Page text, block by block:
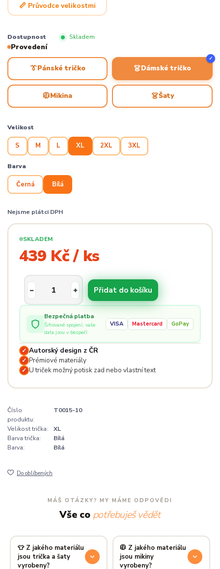
📏 Průvodce velikostmi
Dostupnost Skladem
Provedení
👔Pánské tričko 👗Dámské tričko
✓
🧥Mikina 👗Šaty
Velikost
S M L XL 2XL 3XL
Barva
Černá Bílá
Nejsme plátci DPH
SKLADEM
439 Kč / ks
Přidat do košíku
Bezpečná platba
Šifrované spojení, vaše
data jsou v bezpečí
VISA Mastercard GoPay
✓ Autorský design z ČR
✓ Prémiové materiály
✓ U triček možný potisk zad nebo vlastní text
Číslo
produktu:
T0015-10
Velikost trička:
XL
Barva trička:
Bílá
Barva:
Bílá
Do oblíbených
MÁŠ OTÁZKY? MY MÁME ODPOVĚDI
Vše co potřebuješ vědět
👕 Z jakého materiálu
jsou trička a šaty
vyrobeny?
🧥 Z jakého materiálu
jsou mikiny
vyrobeny?